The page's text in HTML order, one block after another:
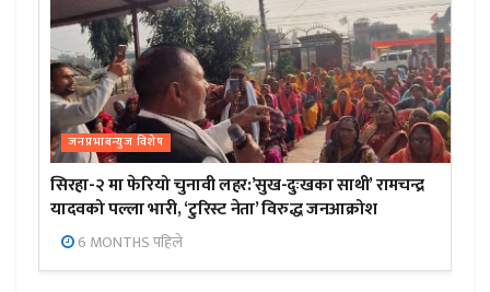
जनप्रभाबन्युज विशेष
सिरहा-२ मा फेरियो चुनावी लहर:’सुख-दुःखका साथी’ रामचन्द्र
यादवको पल्ला भारी, ‘टुरिस्ट नेता’ विरुद्ध जनआक्रोश
6 MONTHS पहिले